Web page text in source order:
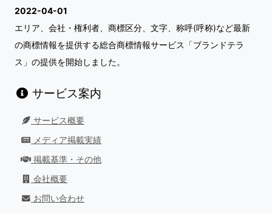
2022-04-01
エリア、会社・権利者、商標区分、文字、称呼(呼称)など最新
の商標情報を提供する総合商標情報サービス「ブランドテラ
ス」の提供を開始しました。
サービス案内
サービス概要
メディア掲載実績
掲載基準・その他
会社概要
お問い合わせ